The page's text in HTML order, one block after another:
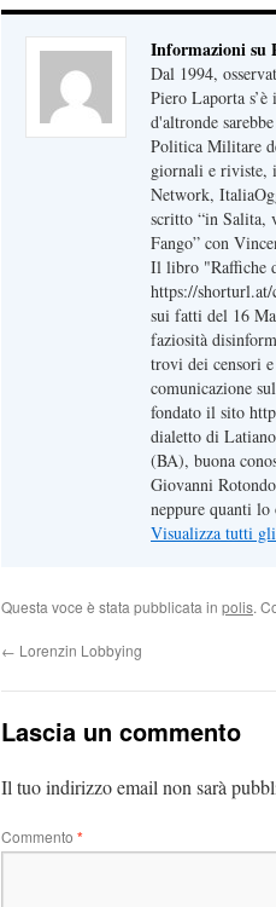
Informazioni su
Dal 1994,
Piero Laporta
d'altronde
Politica Militare
giornali e riviste,
Network,
scritto “in Salita,
Fango” con
Il libro "Raffiche
https://
sui fatti del 16
faziosità
trovi dei censori
comunicazione
fondato il sito
dialetto di
(BA), buona
Giovanni
neppure quanti lo
Visualizza tutti
Questa voce è stata pubblicata in polis.
← Lorenzin Lobbying
Lascia un commento
Il tuo indirizzo email non sarà
Commento *